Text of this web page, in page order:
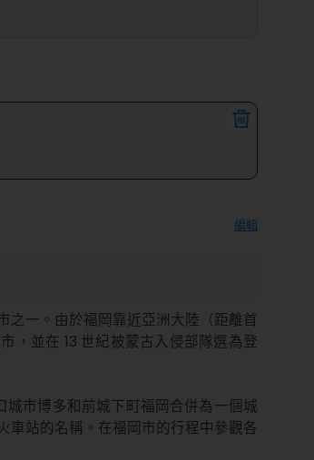
編輯
之一。由於福岡靠近亞洲大陸（距離首
，並在 13 世紀被蒙古入侵部隊選為登
市博多和前城下町福岡合併為一個城
車站的名稱。在福岡市的行程中參觀各